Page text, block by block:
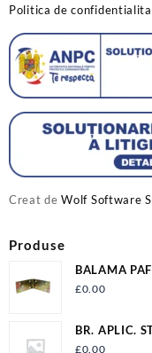
Politica de
Creat deWolf Software
Produse
BALAMA
£0.00
BR. APLIC.
£0.00